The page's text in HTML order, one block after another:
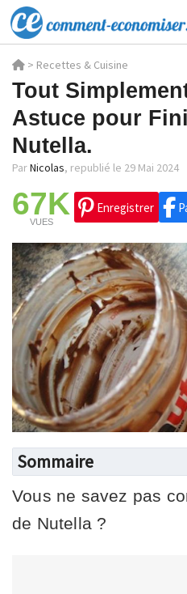
> Recettes & Cuisine
Tout
Astuce pour
Nutella.
ParNicolas, republié le 29 Mai 2024
67K
VUES
Enregistrer
Sommaire
Vous ne savez pas
de Nutella ?